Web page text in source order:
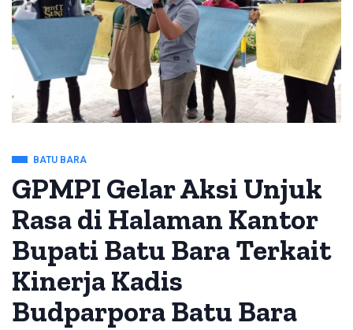
BATU BARA
GPMPI Gelar Aksi Unjuk
Rasa di Halaman Kantor
Bupati Batu Bara Terkait
Kinerja Kadis
Budparpora Batu Bara